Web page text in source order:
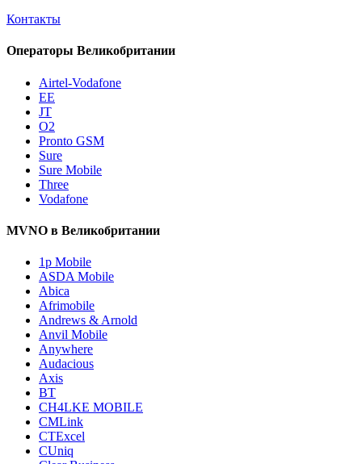
Контакты
Операторы Великобритании
Airtel-Vodafone
EE
JT
O2
Pronto GSM
Sure
Sure Mobile
Three
Vodafone
MVNO в Великобритании
1p Mobile
ASDA Mobile
Abica
Afrimobile
Andrews & Arnold
Anvil Mobile
Anywhere
Audacious
Axis
BT
CH4LKE MOBILE
CMLink
CTExcel
CUniq